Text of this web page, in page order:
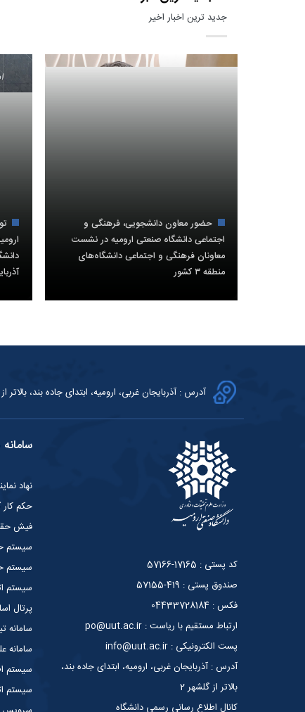
جدید ترین اخبار اخیر
حضور معاون دانشجویی، فرهنگی و
اجتماعی دانشگاه صنعتی ارومیه در نشست
معاونان فرهنگی و اجتماعی دانشگاه‌های
منطقه ۳ کشور
آدرس : آذربایجان غربی، ارومیه، ابتدای جاده بند، بالاتر از
کد پستی : 17165-57166
صندوق پستی : 419-57155
فکس : 04433728184
ارتباط مستقیم با ریاست : po@uut.ac.ir
پست الکترونیکی : info@uut.ac.ir
آدرس : آذربایجان غربی، ارومیه، ابتدای جاده بند،
بالاتر از گلشهر 2
کانال اطلاع رسانی رسمی دانشگاه
نهاد
حکم کار
فیش
سیستم
سیستم
سیستم
پرتال
سامانه
سامانه
سیستم
سیستم